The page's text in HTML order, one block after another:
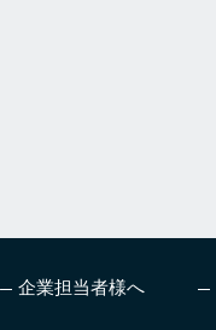
企業担当者様へ